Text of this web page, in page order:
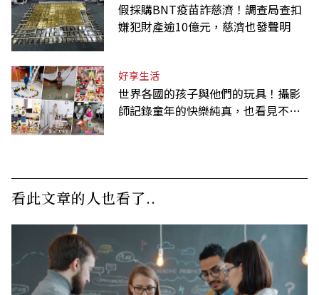
假採購BNT疫苗詐慈濟！調查局查扣
嫌犯財產逾10億元，慈濟也發聲明
好享生活
世界各國的孩子與他們的玩具！攝影
師記錄童年的快樂純真，也看見不同
看此文章的人也看了..